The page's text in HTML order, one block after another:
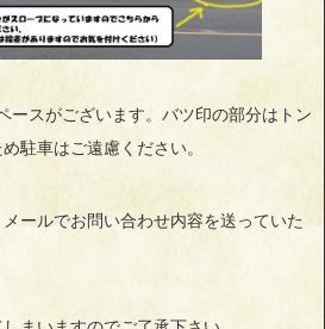
ースがございます。バツ印の部分はトン
駐車はご遠慮ください。
ールでお問い合わせ内容を送っていた